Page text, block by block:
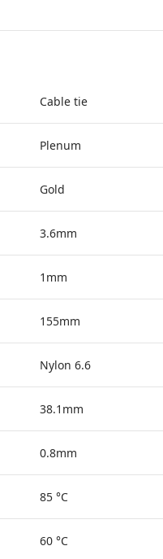
Cable tie
Plenum
Gold
3.6mm
1mm
155mm
Nylon 6.6
38.1mm
0.8mm
85 °C
60 °C